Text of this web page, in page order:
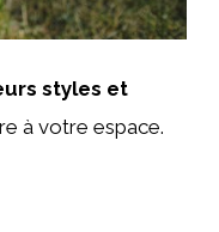
styles et
à votre espace.